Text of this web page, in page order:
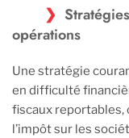
opérations
Une stratégie
en difficulté
fiscaux
l’impôt sur les